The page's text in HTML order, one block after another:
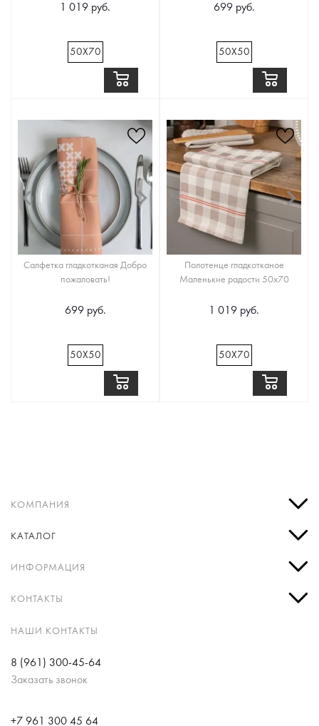
1 019 руб.
50Х70
699 руб.
50Х50
Салфетка гладкотканая Добро
пожаловать!
699 руб.
50Х50
Полотенце гладкотканое
Маленькие радости 50х70
1 019 руб.
50Х70
КОМПАНИЯ
КАТАЛОГ
ИНФОРМАЦИЯ
КОНТАКТЫ
НАШИ КОНТАКТЫ
8 (961) 300-45-64
Заказать звонок
+7 961 300 45 64